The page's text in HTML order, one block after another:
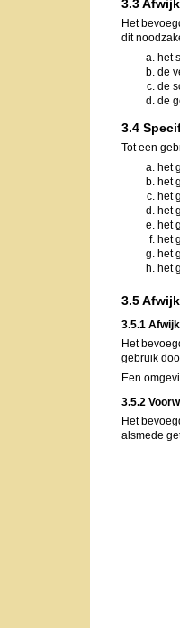
3.3
Het
dit
het
de
de
de
3.4
Tot een
het
het
het
het
het
het
het
het
3.5
3.5.1
Het
gebruik
Een
3.5.2
Het
alsmede